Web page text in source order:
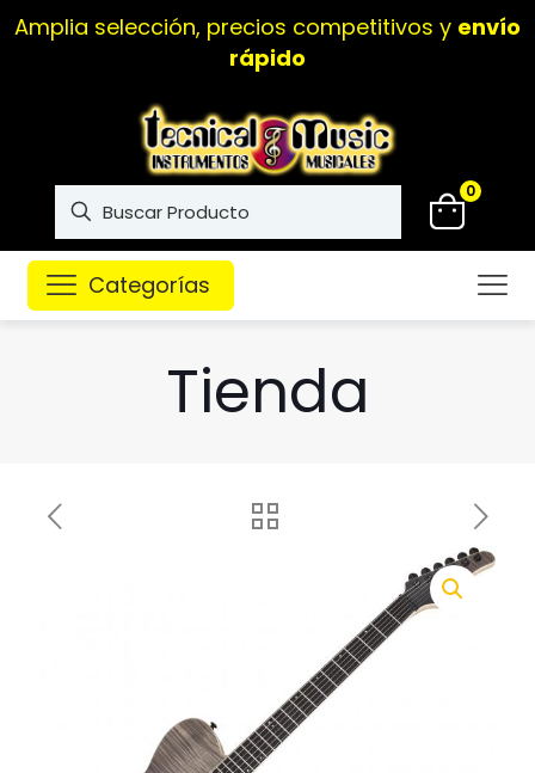
Amplia selección, precios competitivos y envío
rápido
0
Categorías
Tienda